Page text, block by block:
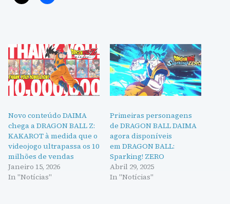
Novo conteúdo DAIMA
chega a DRAGON BALL Z:
KAKAROT à medida que o
videojogo ultrapassa os 10
milhões de vendas
Janeiro 15, 2026
In "Notícias"
Primeiras personagens
de DRAGON BALL DAIMA
agora disponíveis
em DRAGON BALL:
Sparking! ZERO
Abril 29, 2025
In "Notícias"